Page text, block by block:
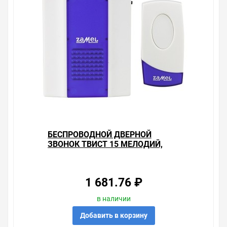
поставщиками, продаем товар от давно
Быстрая доставка в любой город – несколько
вариантов, вы всегда можете выбрать наиболее
удобный. Беспроводной дверной звонок Сюита 15
мелодий, радиус 80м, Zamel , можно получить в пункте
выдачи, или заказать курьерскую доставку до двери.
Закажите выгодную доставку в Ваш город или прямо к
вашей двери. Это удобнее, чем объезжать магазины,
Брак – это исключение в нашем ассортименте. Если он
выявлен, то возврат товара осуществляется в
соответствии с Законом Российской Федерации «О
Правила, согласно которым урегулируется проблема,
очень простые. Мы просто заменяем некачественный
товар на то, который соответствует ожиданиям, или
возвращаем деньги.
БЕСПРОВОДНОЙ ДВЕРНОЙ
ЗВОНОК ТВИСТ 15 МЕЛОДИЙ,
1 681.76 ₽
в наличии
Добавить в корзину